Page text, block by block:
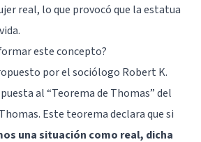
real, lo que provocó que la estatua
este concepto?
por el sociólogo Robert K.
al “Teorema de Thomas” del
Este teorema declara que si
una situación como real, dicha